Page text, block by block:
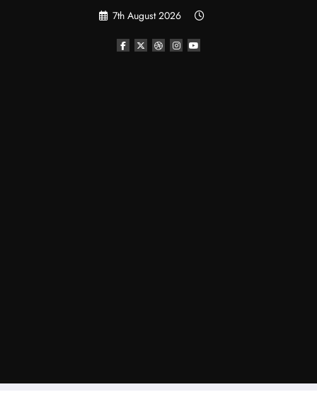
7th August 2026